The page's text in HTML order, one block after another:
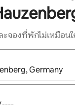
จองที่พักไม่เหมือนใ
ขึ้นลง หรือใช้การสัมผัส